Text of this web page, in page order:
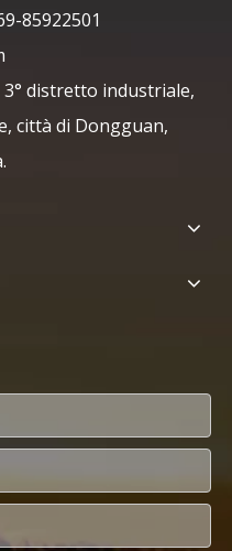
85922501
3° distretto industriale,
città di Dongguan,